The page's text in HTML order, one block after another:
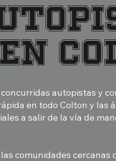
autopistas y
en todo Colton y las
a salir de la vía de
comunidades cercanas